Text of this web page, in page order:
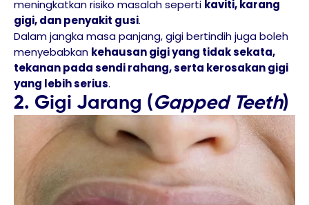
meningkatkan risiko masalah seperti kaviti, karang
gigi, dan penyakit gusi.
Dalam jangka masa panjang, gigi bertindih juga boleh
menyebabkan kehausan gigi yang tidak sekata,
tekanan pada sendi rahang, serta kerosakan gigi
yang lebih serius.
2. Gigi Jarang (Gapped Teeth)